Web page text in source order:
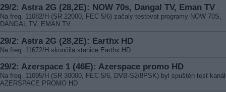
29/2: Astra 2G (28,2E): NOW 70s, Dangal TV, Eman TV
Na freq. 11082/H (SR 22000, FEC 5/6) začaly testovat programy NOW 70S,
DANGAL TV, EMAN TV
29/2: Astra 2G (28,2E): Earthx HD
Na freq. 11672/H skončila stanice Earthx HD
29/2: Azerspace 1 (46E): Azerspace promo HD
Na freq. 11095/H (SR 30000, FEC 5/6, DVB-S2/8PSK) byl spuštěn test
AZERSPACE PROMO HD